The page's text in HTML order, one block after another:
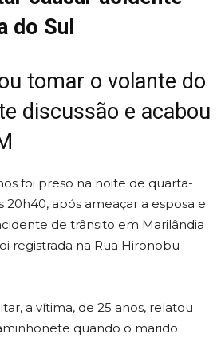
do Sul
tomar o volante do
discussão e acabou
foi preso na noite de quarta-
20h40, após ameaçar a esposa e
de trânsito em Marilândia
registrada na Rua Hironobu
a vítima, de 25 anos, relatou
quando o marido